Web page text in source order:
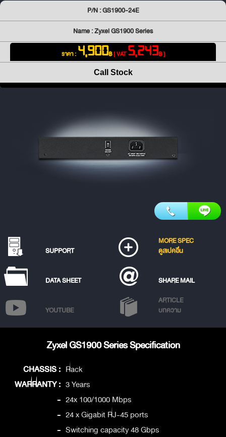
P/N : GS1900-24E
Name : Zyxel GS1900 Series
ราคา : 4,900฿[ VAT5,243฿ ]
Call Stock
SUPPORT
MORE SPEC
ดูสเปคอื่น
DATA SHEET SHARE MAIL
YOUTUBE
ARTICLE
บทความ
Zyxel GS1900 Series Specification
CHASSIS : Rack
WARRANTY : 3 Years
- 24x 100/1000 Mbps
- 24 x Gigabit RJ-45 ports
- Switching capacity 48 Gbps